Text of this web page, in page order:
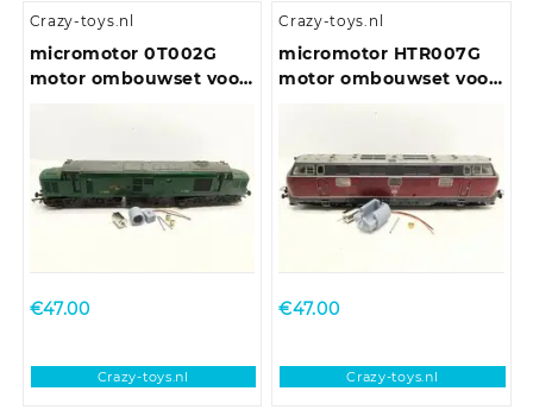
Crazy-toys.nl
micromotor 0T002G
motor ombouwset voor
€47.00
Crazy-toys.nl
Crazy-toys.nl
micromotor HTR007G
motor ombouwset voor
€47.00
Crazy-toys.nl